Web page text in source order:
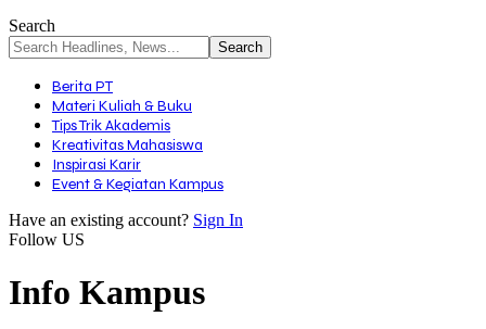
Search
Berita PT
Materi Kuliah & Buku
Tips Trik Akademis
Kreativitas Mahasiswa
Inspirasi Karir
Event & Kegiatan Kampus
Have an existing account? Sign In
Follow US
Info Kampus